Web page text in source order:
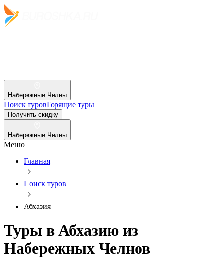
Набережные Челны
Поиск туровГорящие туры
Получить скидку
Набережные Челны
Меню
Главная
Поиск туров
Абхазия
Туры в Абхазию из
Набережных Челнов